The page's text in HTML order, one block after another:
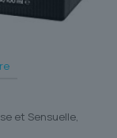
et Sensuelle,